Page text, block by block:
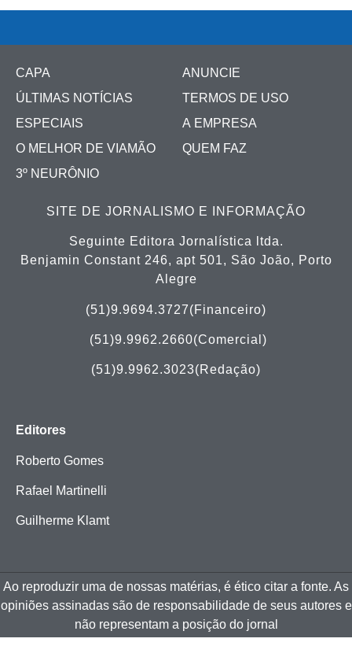
CAPA
ÚLTIMAS NOTÍCIAS
ESPECIAIS
O MELHOR DE VIAMÃO
3º NEURÔNIO
ANUNCIE
TERMOS DE USO
A EMPRESA
QUEM FAZ
SITE DE JORNALISMO E INFORMAÇÃO
Seguinte Editora Jornalística ltda.
Benjamin Constant 246, apt 501, São João, Porto
Alegre
(51)9.9694.3727(Financeiro)
(51)9.9962.2660(Comercial)
(51)9.9962.3023(Redação)
Editores
Roberto Gomes
Rafael Martinelli
Guilherme Klamt
Ao reproduzir uma de nossas matérias, é ético citar a fonte. As
opiniões assinadas são de responsabilidade de seus autores e
não representam a posição do jornal